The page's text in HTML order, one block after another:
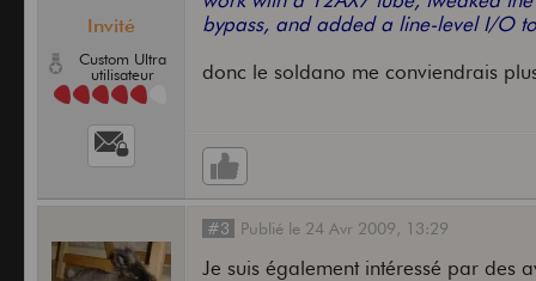
Invité
Custom Ultra
utilisateur
bypass, and added a line-level I/O
donc le soldano me conviendrais
#3 Publié le 24 Avr 2009, 13:29
Je suis également intéressé par des